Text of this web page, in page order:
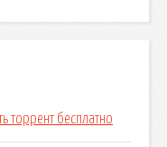
торрент бесплатно